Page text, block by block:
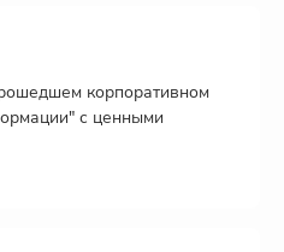
корпоративном
с ценными